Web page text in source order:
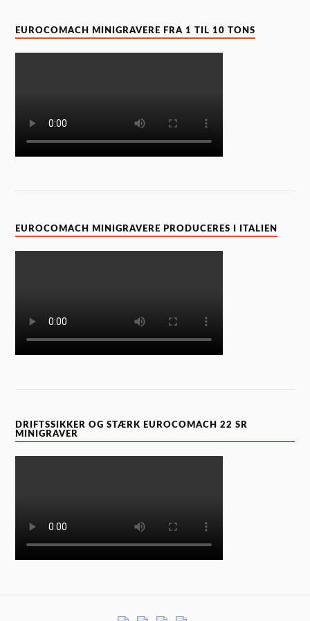
EUROCOMACH MINIGRAVERE FRA 1 TIL 10 TONS
EUROCOMACH MINIGRAVERE PRODUCERES I ITALIEN
DRIFTSSIKKER OG STÆRK EUROCOMACH 22 SR
MINIGRAVER